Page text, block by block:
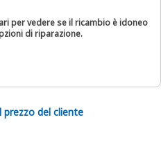
per vedere se il ricambio è idoneo
di riparazione.
prezzo del cliente